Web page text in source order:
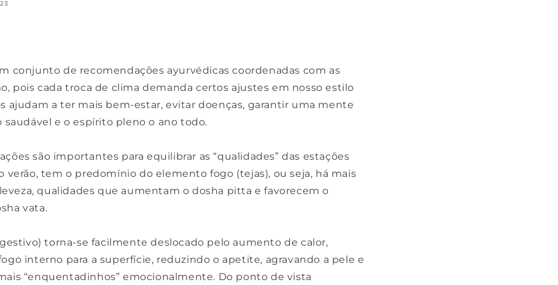
conjunto de recomendações ayurvédicas coordenadas com as
pois cada troca de clima demanda certos ajustes em nosso estilo
ajudam a ter mais bem-estar, evitar doenças, garantir uma mente
saudável e o espírito pleno o ano todo.
são importantes para equilibrar as “qualidades” das estações
verão, tem o predomínio do elemento fogo (tejas), ou seja, há mais
qualidades que aumentam o dosha pitta e favorecem o
vata.
torna-se facilmente deslocado pelo aumento de calor,
interno para a superfície, reduzindo o apetite, agravando a pele e
“enquentadinhos” emocionalmente. Do ponto de vista